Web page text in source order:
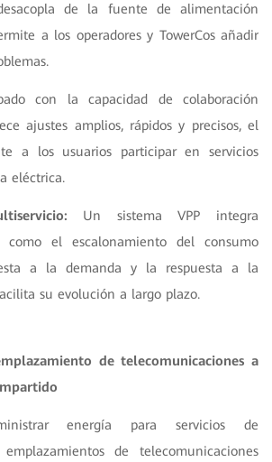
de la fuente de alimentación
a los operadores y TowerCos añadir
con la capacidad de colaboración
ajustes amplios, rápidos y precisos, el
a los usuarios participar en servicios
eléctrica.
Un sistema VPP integra
como el escalonamiento del consumo
a la demanda y la respuesta a la
su evolución a largo plazo.
de telecomunicaciones a
energía para servicios de
de telecomunicaciones